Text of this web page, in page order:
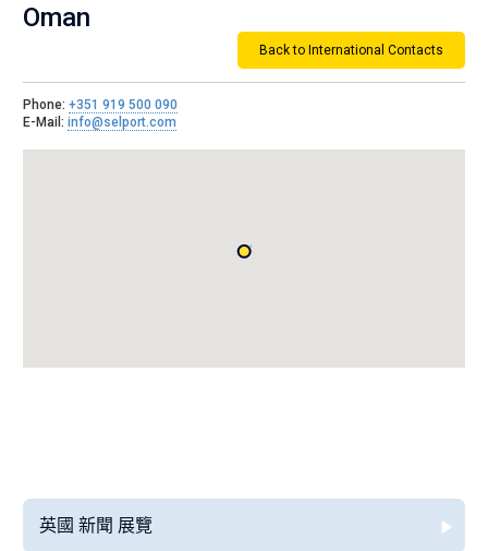
Oman
Back to International Contacts
Phone: +351 919 500 090
E-Mail:info@selport.com
英國 新聞 展覽